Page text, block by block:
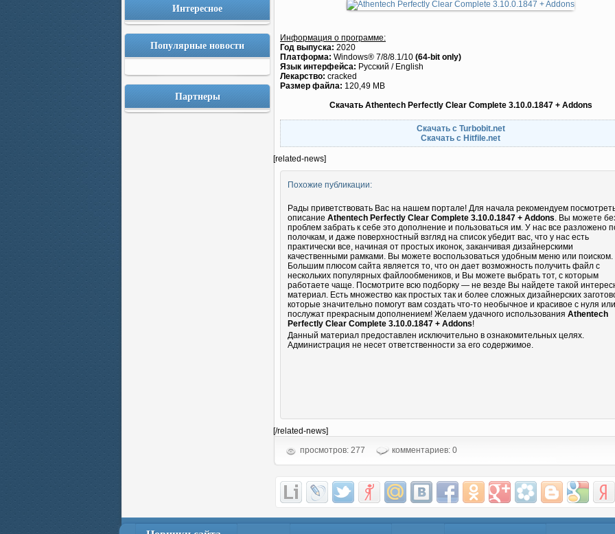
Интересное
Популярные новости
Партнеры
Информация о программе:
Год выпуска: 2020
Платформа: Windows® 7/8/8.1/10 (64-bit only)
Язык интерфейса: Русский / English
Лекарство: cracked
Размер файла: 120,49 MB
Скачать Athentech Perfectly Clear Complete 3.10.0.1847 + Addons
Скачать с Turbobit.net
Скачать с Hitfile.net
[related-news]
Похожие публикации:
Рады приветствовать Вас на нашем портале! Для начала рекомендуем
описание Athentech Perfectly Clear Complete 3.10.0.1847 + Addons. Вы можете
проблем забрать к себе это дополнение и пользоваться им. У нас все разложено
полочкам, и даже поверхностный взгляд на список убедит вас, что у нас есть
практически все, начиная от простых иконок, заканчивая дизайнерскими
качественными рамками. Вы можете воспользоваться удобным меню или поиском.
Большим плюсом сайта является то, что он дает возможность получить файл с
нескольких популярных файлообмеников, и Вы можете выбрать тот, с которым
работаете чаще. Посмотрите всю подборку — не везде Вы найдете такой
материал. Есть множество как простых так и более сложных дизайнерских
которые значительно помогут вам создать что-то необычное и красивое с нуля или
послужат прекрасным дополнением! Желаем удачного использования Athentech
Perfectly Clear Complete 3.10.0.1847 + Addons!
Данный материал предоставлен исключительно в ознакомительных целях.
Администрация не несет ответственности за его содержимое.
[/related-news]
просмотров: 277
комментариев: 0